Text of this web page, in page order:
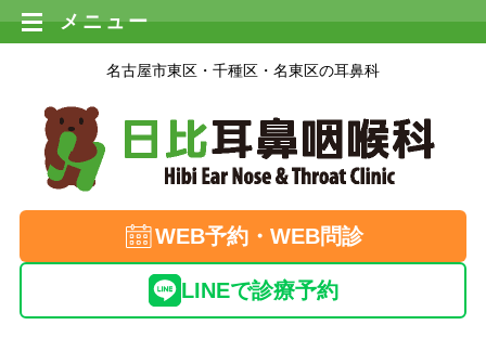
名古屋市東区・千種区・名東区の耳鼻科
WEB予約・WEB問診
LINEで診療予約
メニュー